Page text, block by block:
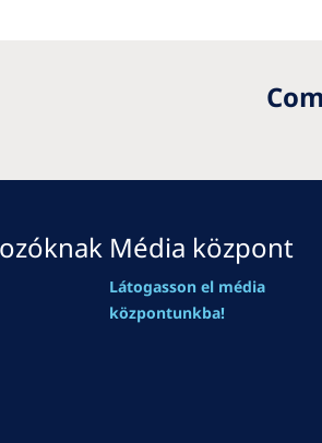
Média központ
Látogasson el média
központunkba!